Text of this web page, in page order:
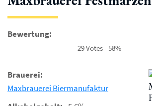
Bewertung:
29 Votes - 58%
Brauerei:
Maxbrauerei Biermanufaktur